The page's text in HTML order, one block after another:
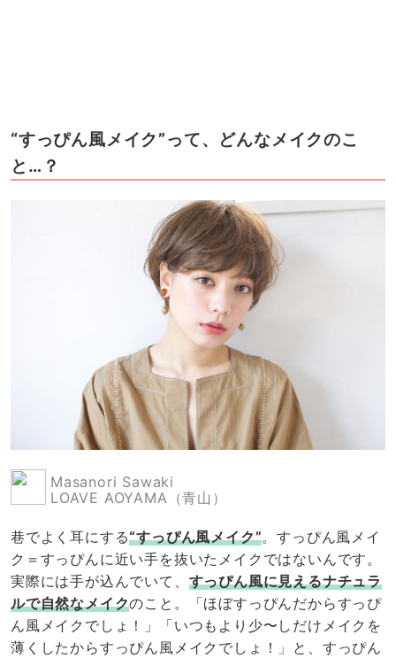
“すっぴん風メイク”って、どんなメイクのこ
と…？
Masanori Sawaki
LOAVE AOYAMA（青山）
巷でよく耳にする“すっぴん風メイク”。すっぴん風メイ
ク＝すっぴんに近い手を抜いたメイクではないんです。
実際には手が込んでいて、 すっぴん風に見えるナチュラ
ルで自然なメイクのこと。「ほぼすっぴんだからすっぴ
ん風メイクでしょ！」「いつもより少〜しだけメイクを
薄くしたからすっぴん風メイクでしょ！」と、すっぴん